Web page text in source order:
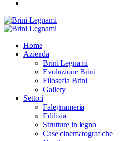
Home
Azienda
Brini Legnami
Evoluzione Brini
Filosofia Brini
Gallery
Settori
Falegnameria
Edilizia
Strutture in legno
Case cinematografiche